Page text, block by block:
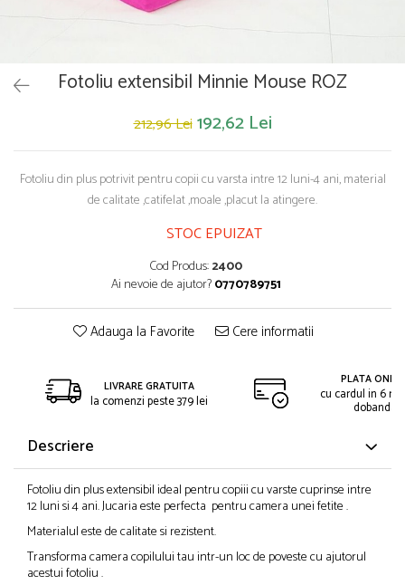
Trenulete si masinute
Fotoliu extensibil Minnie Mouse ROZ
212,96 Lei 192,62 Lei
Fotoliu din plus potrivit pentru copii cu varsta intre 12 luni-4 ani, material
de calitate ,catifelat ,moale ,placut la atingere.
STOC EPUIZAT
Cod Produs:2400
Ai nevoie de ajutor?0770789751
Adauga la Favorite Cere informatii
LIVRARE GRATUITA
la comenzi peste 379 lei
PLATA
cu cardul in 6
dobanda
Descriere
Fotoliu din plus extensibil ideal pentru copiii cu varste cuprinse intre
12 luni si 4 ani. Jucaria este perfecta pentru camera unei fetite .
Materialul este de calitate si rezistent.
Transforma camera copilului tau intr-un loc de poveste cu ajutorul
acestui fotoliu .